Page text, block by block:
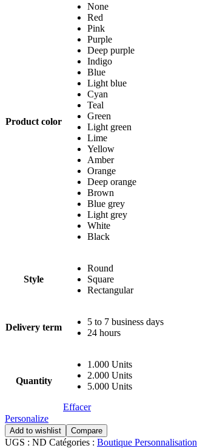
Product color
None
Red
Pink
Purple
Deep purple
Indigo
Blue
Light blue
Cyan
Teal
Green
Light green
Lime
Yellow
Amber
Orange
Deep orange
Brown
Blue grey
Light grey
White
Black
Style
Round
Square
Rectangular
Delivery term
5 to 7 business days
24 hours
Quantity
1.000 Units
2.000 Units
5.000 Units
Effacer
Personalize
Add to wishlist Compare
UGS : ND Catégories : Boutique Personnalisation